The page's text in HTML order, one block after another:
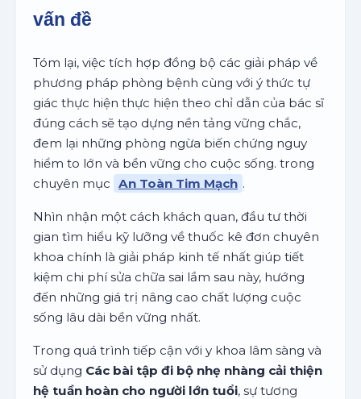
vấn đề
Tóm lại, việc tích hợp đồng bộ các giải pháp về
phương pháp phòng bệnh cùng với ý thức tự
giác thực hiện thực hiện theo chỉ dẫn của bác sĩ
đúng cách sẽ tạo dựng nền tảng vững chắc,
đem lại những phòng ngừa biến chứng nguy
hiểm to lớn và bền vững cho cuộc sống. trong
chuyên mục An Toàn Tim Mạch .
Nhìn nhận một cách khách quan, đầu tư thời
gian tìm hiểu kỹ lưỡng về thuốc kê đơn chuyên
khoa chính là giải pháp kinh tế nhất giúp tiết
kiệm chi phí sửa chữa sai lầm sau này, hướng
đến những giá trị nâng cao chất lượng cuộc
sống lâu dài bền vững nhất.
Trong quá trình tiếp cận với y khoa lâm sàng và
sử dụng Các bài tập đi bộ nhẹ nhàng cải thiện
hệ tuần hoàn cho người lớn tuổi, sự tương